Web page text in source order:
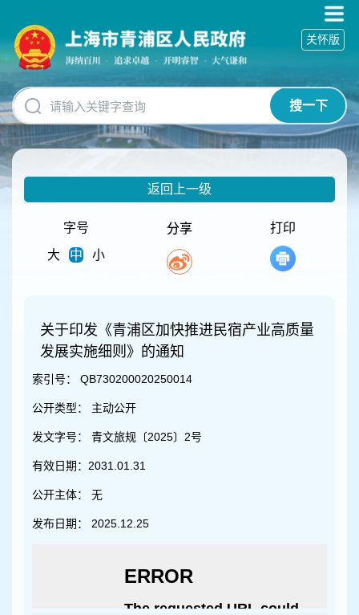
碍
操
明
跳
转
到
网
搜一下
关怀版
返回上一级
字号
大
中 小
分享 打印
关于印发《青浦区加快推进民宿产业高质量
发展实施细则》的通知
索引号： QB730200020250014
公开类型： 主动公开
发文字号： 青文旅规〔2025〕2号
有效日期： 2031.01.31
公开主体： 无
发布日期： 2025.12.25